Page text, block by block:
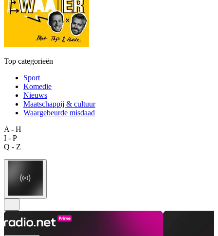
Top categorieën
Sport
Komedie
Nieuws
Maatschappij & cultuur
Waargebeurde misdaad
A - H
I - P
Q - Z